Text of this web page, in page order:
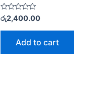
Rated
out
රු2,400.00
Add to cart